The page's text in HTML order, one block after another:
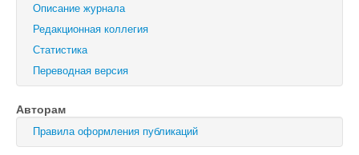
Письма в Журнал технической физики
Физика твердого тела
Физика и техника полупроводников
Оптика и спектроскопия
Поиск
Описание журнала
Редакционная коллегия
Статистика
Переводная версия
Авторам
Правила оформления публикаций